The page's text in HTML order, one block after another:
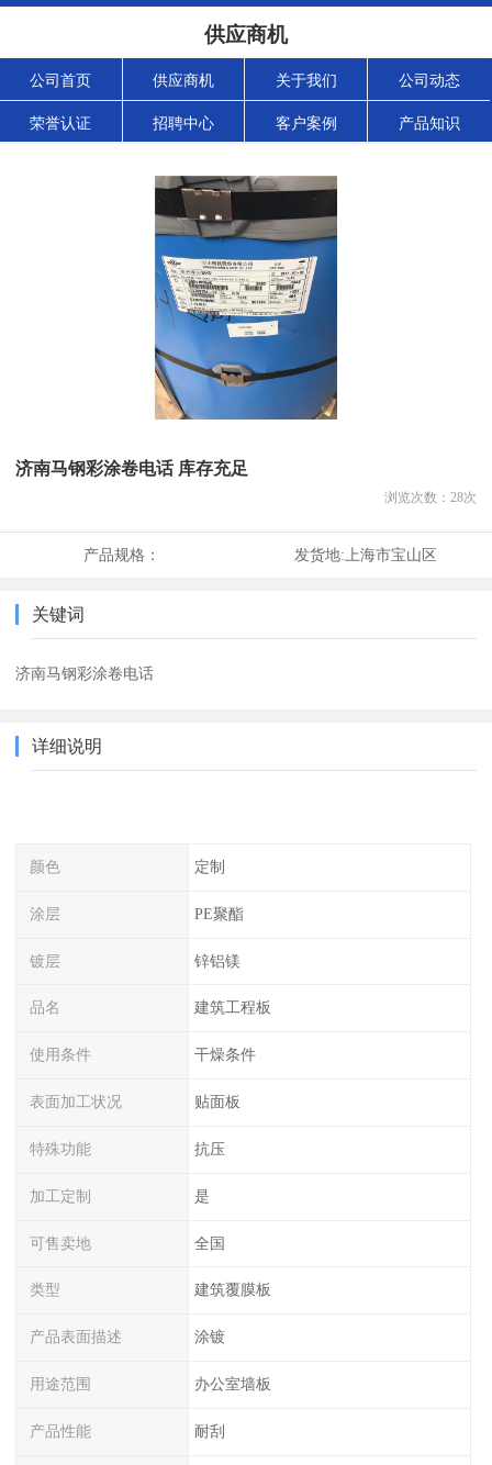
供应商机
公司首页 供应商机 关于我们 公司动态
荣誉认证 招聘中心 客户案例 产品知识
济南马钢彩涂卷电话 库存充足
浏览次数： 28次
产品规格： 发货地: 上海市宝山区
关键词
济南马钢彩涂卷电话
详细说明
颜色 定制
涂层 PE聚酯
镀层 锌铝镁
品名 建筑工程板
使用条件 干燥条件
表面加工状况 贴面板
特殊功能 抗压
加工定制 是
可售卖地 全国
类型 建筑覆膜板
产品表面描述 涂镀
用途范围 办公室墙板
产品性能 耐刮